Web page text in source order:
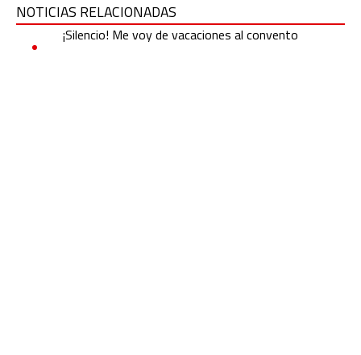
NOTICIAS RELACIONADAS
¡Silencio! Me voy de vacaciones al convento